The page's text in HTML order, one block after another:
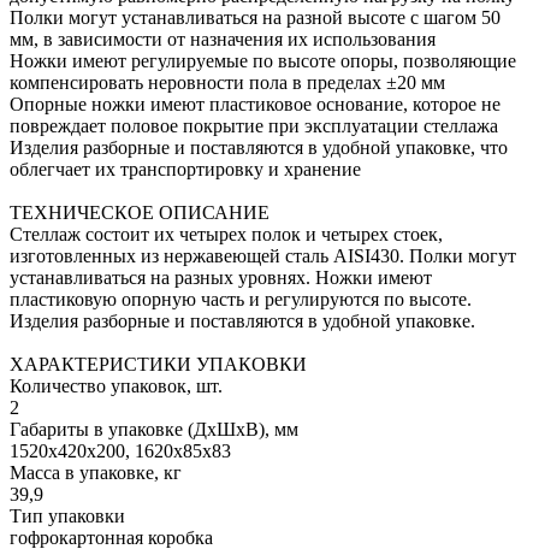
Полки могут устанавливаться на разной высоте с шагом 50
мм, в зависимости от назначения их использования
Ножки имеют регулируемые по высоте опоры, позволяющие
компенсировать неровности пола в пределах ±20 мм
Опорные ножки имеют пластиковое основание, которое не
повреждает половое покрытие при эксплуатации стеллажа
Изделия разборные и поставляются в удобной упаковке, что
облегчает их транспортировку и хранение
ТЕХНИЧЕСКОЕ ОПИСАНИЕ
Стеллаж состоит их четырех полок и четырех стоек,
изготовленных из нержавеющей сталь AISI430. Полки могут
устанавливаться на разных уровнях. Ножки имеют
пластиковую опорную часть и регулируются по высоте.
Изделия разборные и поставляются в удобной упаковке.
ХАРАКТЕРИСТИКИ УПАКОВКИ
Количество упаковок, шт.
2
Габариты в упаковке (ДхШхВ), мм
1520х420х200, 1620х85х83
Масса в упаковке, кг
39,9
Тип упаковки
гофрокартонная коробка